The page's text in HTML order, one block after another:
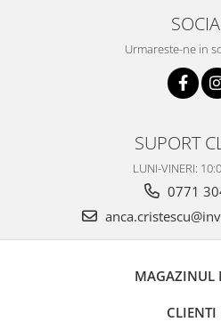
Urmareste-ne in
SUPORT
LUNI-VINERI:
0771
MAGAZINUL
CLIENTI